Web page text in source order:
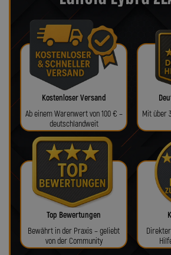
Kostenloser Versand
Ab einem Warenwert von 100 € –
deutschlandweit
Mit über
Top Bewertungen
Bewährt in der Praxis – geliebt
von der Community